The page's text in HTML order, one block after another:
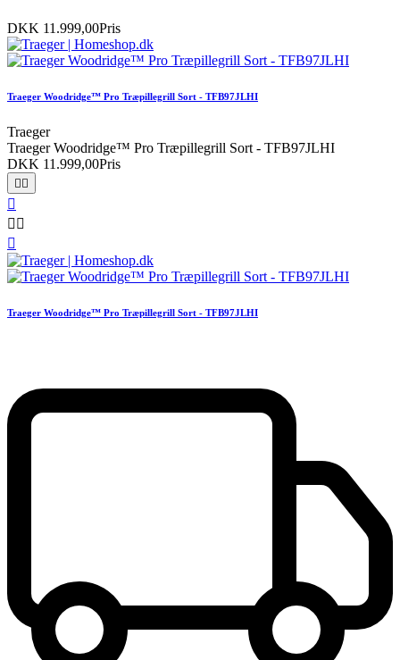
DKK 11.999,00Pris
Traeger Woodridge™ Pro Træpillegrill Sort - TFB97JLHI
Traeger
Traeger Woodridge™ Pro Træpillegrill Sort - TFB97JLHI
DKK 11.999,00Pris
 

 

Traeger Woodridge™ Pro Træpillegrill Sort - TFB97JLHI